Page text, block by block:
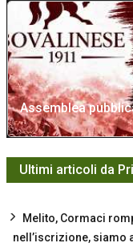
Assemblea
Ultimi articoli da
Melito, Cormaci
nell’iscrizione, siamo